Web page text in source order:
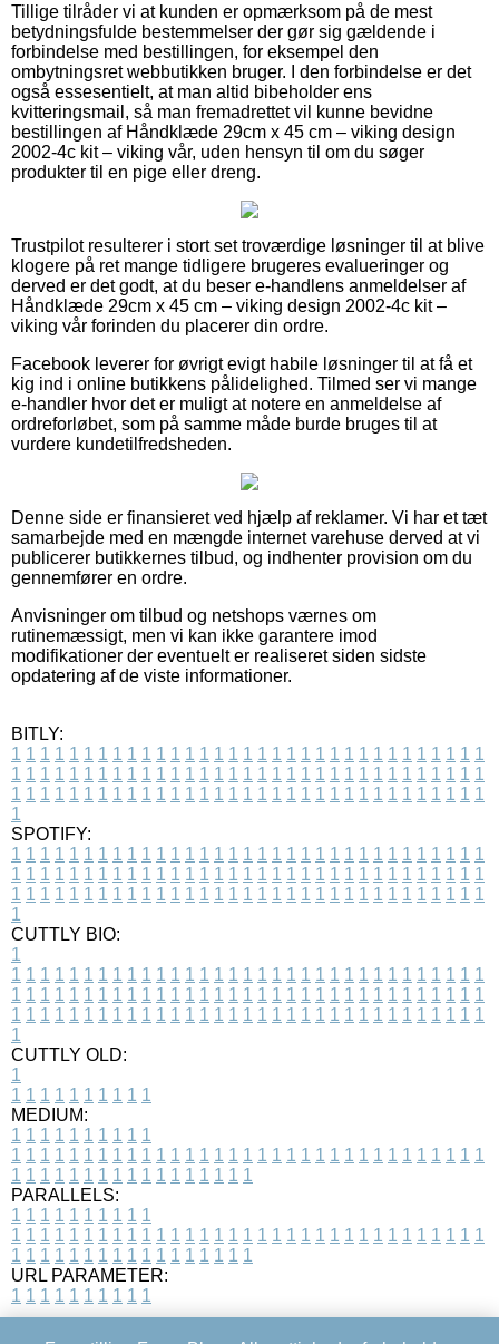
Tillige tilråder vi at kunden er opmærksom på de mest
betydningsfulde bestemmelser der gør sig gældende i
forbindelse med bestillingen, for eksempel den
ombytningsret webbutikken bruger. I den forbindelse er det
også essesentielt, at man altid bibeholder ens
kvitteringsmail, så man fremadrettet vil kunne bevidne
bestillingen af Håndklæde 29cm x 45 cm – viking design
2002-4c kit – viking vår, uden hensyn til om du søger
produkter til en pige eller dreng.
Trustpilot resulterer i stort set troværdige løsninger til at blive
klogere på ret mange tidligere brugeres evalueringer og
derved er det godt, at du beser e-handlens anmeldelser af
Håndklæde 29cm x 45 cm – viking design 2002-4c kit –
viking vår forinden du placerer din ordre.
Facebook leverer for øvrigt evigt habile løsninger til at få et
kig ind i online butikkens pålidelighed. Tilmed ser vi mange
e-handler hvor det er muligt at notere en anmeldelse af
ordreforløbet, som på samme måde burde bruges til at
vurdere kundetilfredsheden.
Denne side er finansieret ved hjælp af reklamer. Vi har et tæt
samarbejde med en mængde internet varehuse derved at vi
publicerer butikkernes tilbud, og indhenter provision om du
gennemfører en ordre.
Anvisninger om tilbud og netshops værnes om
rutinemæssigt, men vi kan ikke garantere imod
modifikationer der eventuelt er realiseret siden sidste
opdatering af de viste informationer.
BITLY:
1 1 1 1 1 1 1 1 1 1 1 1 1 1 1 1 1 1 1 1 1 1 1 1 1 1 1 1 1 1 1 1 1
1 1 1 1 1 1 1 1 1 1 1 1 1 1 1 1 1 1 1 1 1 1 1 1 1 1 1 1 1 1 1 1 1
1 1 1 1 1 1 1 1 1 1 1 1 1 1 1 1 1 1 1 1 1 1 1 1 1 1 1 1 1 1 1 1 1
1
SPOTIFY:
1 1 1 1 1 1 1 1 1 1 1 1 1 1 1 1 1 1 1 1 1 1 1 1 1 1 1 1 1 1 1 1 1
1 1 1 1 1 1 1 1 1 1 1 1 1 1 1 1 1 1 1 1 1 1 1 1 1 1 1 1 1 1 1 1 1
1 1 1 1 1 1 1 1 1 1 1 1 1 1 1 1 1 1 1 1 1 1 1 1 1 1 1 1 1 1 1 1 1
1
CUTTLY BIO:
1
1 1 1 1 1 1 1 1 1 1 1 1 1 1 1 1 1 1 1 1 1 1 1 1 1 1 1 1 1 1 1 1 1
1 1 1 1 1 1 1 1 1 1 1 1 1 1 1 1 1 1 1 1 1 1 1 1 1 1 1 1 1 1 1 1 1
1 1 1 1 1 1 1 1 1 1 1 1 1 1 1 1 1 1 1 1 1 1 1 1 1 1 1 1 1 1 1 1 1
1
CUTTLY OLD:
1
1 1 1 1 1 1 1 1 1 1
MEDIUM:
1 1 1 1 1 1 1 1 1 1
1 1 1 1 1 1 1 1 1 1 1 1 1 1 1 1 1 1 1 1 1 1 1 1 1 1 1 1 1 1 1 1 1
1 1 1 1 1 1 1 1 1 1 1 1 1 1 1 1 1
PARALLELS:
1 1 1 1 1 1 1 1 1 1
1 1 1 1 1 1 1 1 1 1 1 1 1 1 1 1 1 1 1 1 1 1 1 1 1 1 1 1 1 1 1 1 1
1 1 1 1 1 1 1 1 1 1 1 1 1 1 1 1 1
URL PARAMETER:
1 1 1 1 1 1 1 1 1 1